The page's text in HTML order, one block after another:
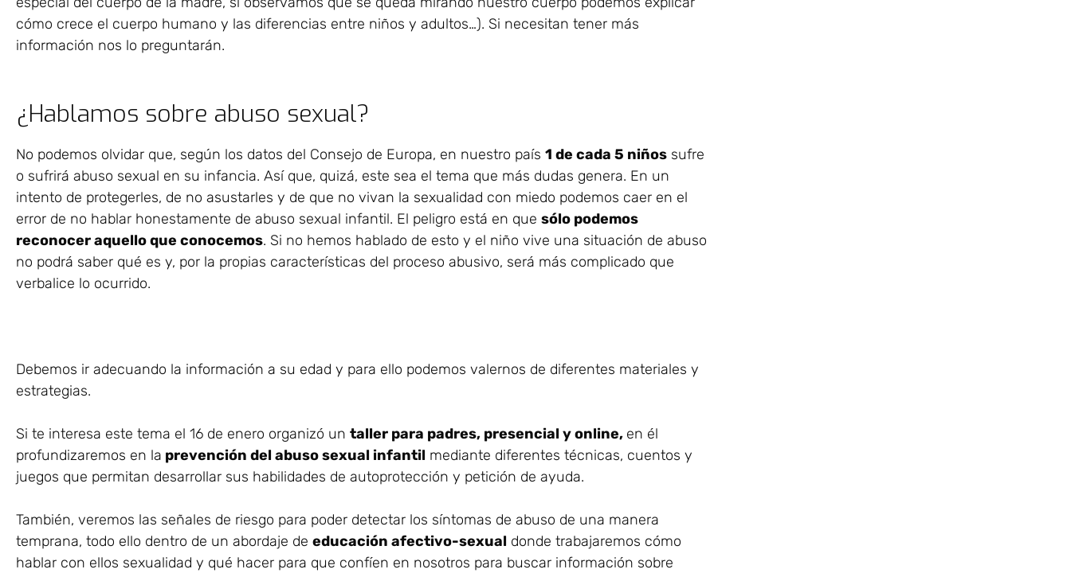
cómo crece el cuerpo humano y las diferencias entre niños y adultos…). Si necesitan tener más
información nos lo preguntarán.
¿Hablamos sobre abuso sexual?
No podemos olvidar que, según los datos del Consejo de Europa, en nuestro país 1 de cada 5 niños sufre
o sufrirá abuso sexual en su infancia. Así que, quizá, este sea el tema que más dudas genera. En un
intento de protegerles, de no asustarles y de que no vivan la sexualidad con miedo podemos caer en el
error de no hablar honestamente de abuso sexual infantil. El peligro está en que sólo podemos
reconocer aquello que conocemos. Si no hemos hablado de esto y el niño vive una situación de abuso
no podrá saber qué es y, por la propias características del proceso abusivo, será más complicado que
verbalice lo ocurrido.
Debemos ir adecuando la información a su edad y para ello podemos valernos de diferentes materiales y
estrategias.
Si te interesa este tema el 16 de enero organizó un taller para padres, presencial y online, en él
profundizaremos en la prevención del abuso sexual infantil mediante diferentes técnicas, cuentos y
juegos que permitan desarrollar sus habilidades de autoprotección y petición de ayuda.
También, veremos las señales de riesgo para poder detectar los síntomas de abuso de una manera
temprana, todo ello dentro de un abordaje de educación afectivo-sexual donde trabajaremos cómo
hablar con ellos sexualidad y qué hacer para que confíen en nosotros para buscar información sobre